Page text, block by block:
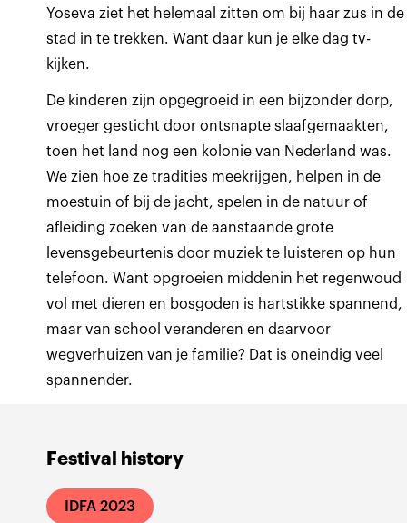
Festival history
IDFA 2023
Yoseva ziet het helemaal zitten om bij haar zus in de
stad in te trekken. Want daar kun je elke dag tv-
kijken.
De kinderen zijn opgegroeid in een bijzonder dorp,
vroeger gesticht door ontsnapte slaafgemaakten,
toen het land nog een kolonie van Nederland was.
We zien hoe ze tradities meekrijgen, helpen in de
moestuin of bij de jacht, spelen in de natuur of
afleiding zoeken van de aanstaande grote
levensgebeurtenis door muziek te luisteren op hun
telefoon. Want opgroeien middenin het regenwoud
vol met dieren en bosgoden is hartstikke spannend,
maar van school veranderen en daarvoor
wegverhuizen van je familie? Dat is oneindig veel
spannender.